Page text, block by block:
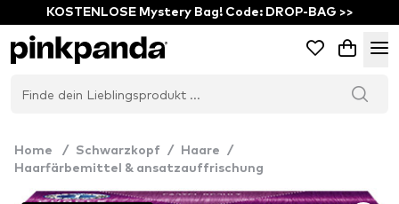
KOSTENLOSE Mystery Bag! Code: DROP-BAG >>
Home / Schwarzkopf / Haare
/
Haarfärbemittel & ansatzauffrischung